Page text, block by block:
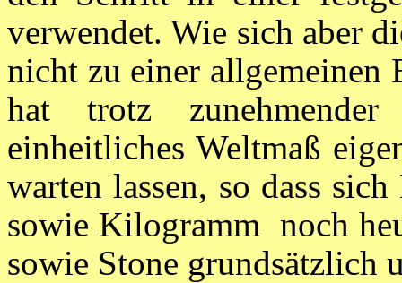
verwendet. Wie sich aber
nicht zu einer allgemeinen
hat trotz zunehmender
einheitliches Weltmaß
warten lassen, so dass
sowie Kilogramm noch
sowie Stone grundsätzlich